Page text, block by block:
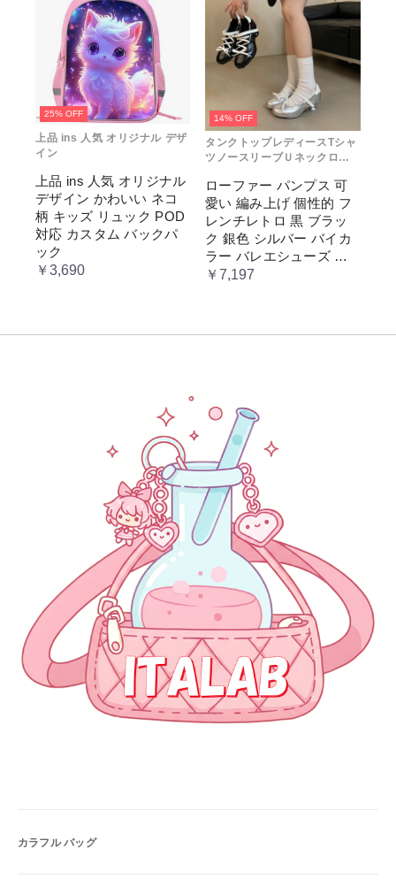
25% OFF
上品 ins 人気 オリジナル デザ
イン
上品 ins 人気 オリジナル
デザイン かわいい ネコ
柄 キッズ リュック POD
対応 カスタム バックパ
ック
￥3,690
14% OFF
タンクトップレディースTシャ
ツノースリーブＵネックロゴ
ローファー パンプス 可
愛い 編み上げ 個性的 フ
レンチレトロ 黒 ブラッ
ク 銀色 シルバー バイカ
ラー バレエシューズ 変
形ヒール 3.5cm ガーリー
￥7,197
カラフル バッグ